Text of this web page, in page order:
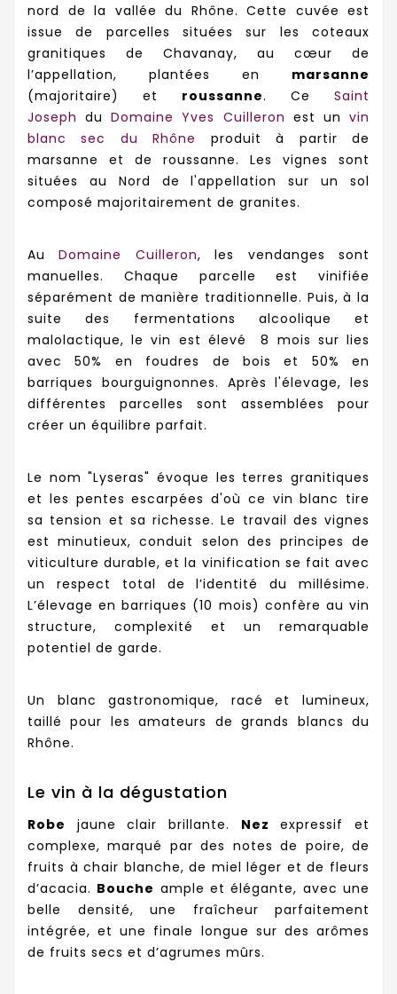
nord de la vallée du Rhône. Cette cuvée est
issue de parcelles situées sur les coteaux
granitiques de Chavanay, au cœur de
l’appellation, plantées en marsanne
(majoritaire) et roussanne. Ce Saint
Joseph duDomaine Yves Cuilleron est unvin
blanc sec du Rhône
produit à partir de
marsanne et de roussanne. Les vignes sont
situées au Nord de l'appellation sur un sol
composé majoritairement de granites.
AuDomaine Cuilleron, les vendanges sont
manuelles. Chaque parcelle est vinifiée
séparément de manière traditionnelle. Puis, à la
suite des fermentations alcoolique et
malolactique, le vin est élevé 8 mois sur lies
avec 50% en foudres de bois et 50% en
barriques bourguignonnes. Après l'élevage, les
différentes parcelles sont assemblées pour
créer un équilibre parfait.
Le nom "Lyseras" évoque les terres granitiques
et les pentes escarpées d'où ce vin blanc tire
sa tension et sa richesse. Le travail des vignes
est minutieux, conduit selon des principes de
viticulture durable, et la vinification se fait avec
un respect total de l’identité du millésime.
L’élevage en barriques (10 mois) confère au vin
structure, complexité et un remarquable
potentiel de garde.
Un blanc gastronomique, racé et lumineux,
taillé pour les amateurs de grands blancs du
Rhône.
Le vin à la dégustation
Robe jaune clair brillante. Nez expressif et
complexe, marqué par des notes de poire, de
fruits à chair blanche, de miel léger et de fleurs
d’acacia. Bouche ample et élégante, avec une
belle densité, une fraîcheur parfaitement
intégrée, et une finale longue sur des arômes
de fruits secs et d’agrumes mûrs.